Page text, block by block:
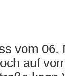
vom 06.
auf